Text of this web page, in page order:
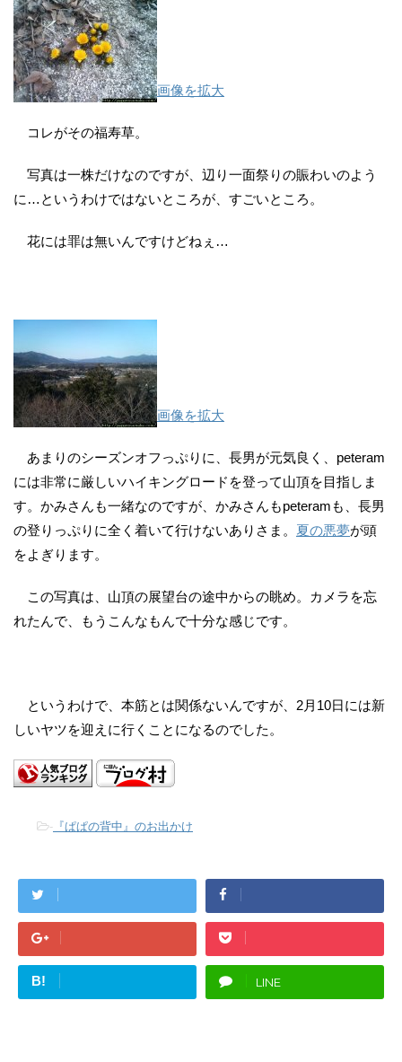
画像を拡大
コレがその福寿草。
写真は一株だけなのですが、辺り一面祭りの賑わいのよう
に…というわけではないところが、すごいところ。
花には罪は無いんですけどねぇ…
画像を拡大
あまりのシーズンオフっぷりに、長男が元気良く、peteram
には非常に厳しいハイキングロードを登って山頂を目指しま
す。かみさんも一緒なのですが、かみさんもpeteramも、長男
の登りっぷりに全く着いて行けないありさま。 夏の悪夢が頭
をよぎります。
この写真は、山頂の展望台の途中からの眺め。カメラを忘
れたんで、もうこんなもんで十分な感じです。
というわけで、本筋とは関係ないんですが、2月10日には新
しいヤツを迎えに行くことになるのでした。
- 『ぱぱの背中』のお出かけ
B! LINE